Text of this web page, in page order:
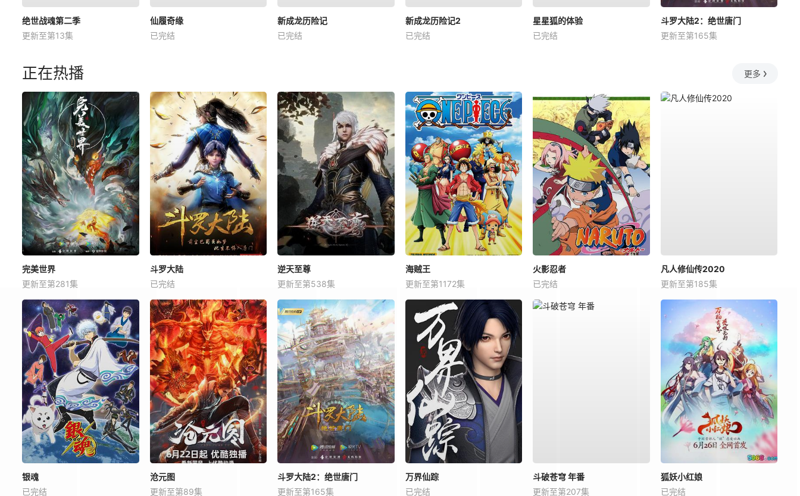
绝世战魂第二季
更新至第13集
仙履奇缘
已完结
新成龙历险记
已完结
新成龙历险记2
已完结
星星狐的体验
已完结
斗罗大陆2：绝世唐门
更新至第165集
正在热播 更多
完美世界
更新至第281集
斗罗大陆
已完结
逆天至尊
更新至第538集
海贼王
更新至第1172集
火影忍者
已完结
凡人修仙传2020
更新至第185集
银魂
已完结
沧元图
更新至第89集
斗罗大陆2：绝世唐门
更新至第165集
万界仙踪
已完结
斗破苍穹 年番
更新至第207集
狐妖小红娘
已完结